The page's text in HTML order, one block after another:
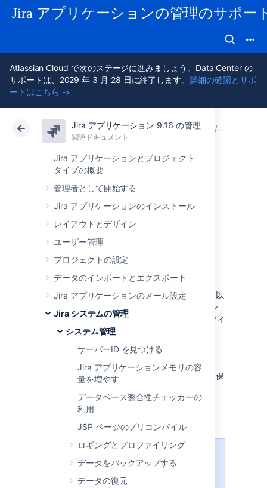
Jira アプリケーションの管理のサポー
Atlassian Cloud で次のステージに進みましょう。Data Center の
サポートは、2029 年 3 月 28 日に終了します。詳細の確認とサポ
ートはこちら ->
Jira アプリケーション 9.16 の管理
関連ドキュメント
Jira アプリケーションとプロジェクト
タイプの概要
管理者として開始する
Jira アプリケーションのインストール
レイアウトとデザイン
ユーザー管理
プロジェクトの設定
データのインポートとエクスポート
Jira アプリケーションのメール設定
Jira システムの管理
システム管理
サーバーID を見つける
Jira アプリケーションメモリの容
量を増やす
データベース整合性チェッカーの
利用
JSP ページのプリコンパイル
ロギングとプロファイリング
データをバックアップする
データの復元
アトラシアン サポート Jira アプリケーション 9.16 の管理 関連ドキュメント
クラウド Data Center 9.16
重要なディレクト
リとファイル
Jira インストレーションデ
ィレクトリ
「Jira インストレーションディレクトリ」は、以
下のいずれかの方法によって Jira アプリケーシ
ョンファイルおよびライブラリが抽出されたディ
レクトリを意味します:
Linux
インストーラー
Jira は、このディレクトリ内に一切のデータを保
以降で説明するディレクトリ / ファ
イルは、Windows、Linux、アーカ
イブ Jira の推奨されるものをイン